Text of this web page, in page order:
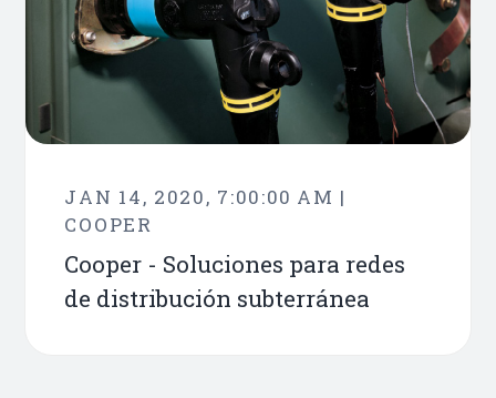
JAN 14, 2020, 7:00:00 AM |
COOPER
Cooper - Soluciones para redes
de distribución subterránea